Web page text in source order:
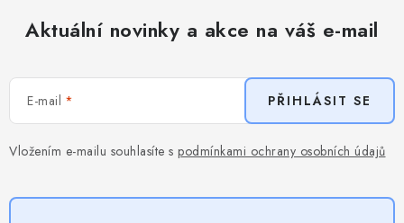
Aktuální novinky a akce na váš e-mail
E-mail
Vložením e-mailu souhlasíte s podmínkami ochrany osobních údajů
PŘIHLÁSIT SE